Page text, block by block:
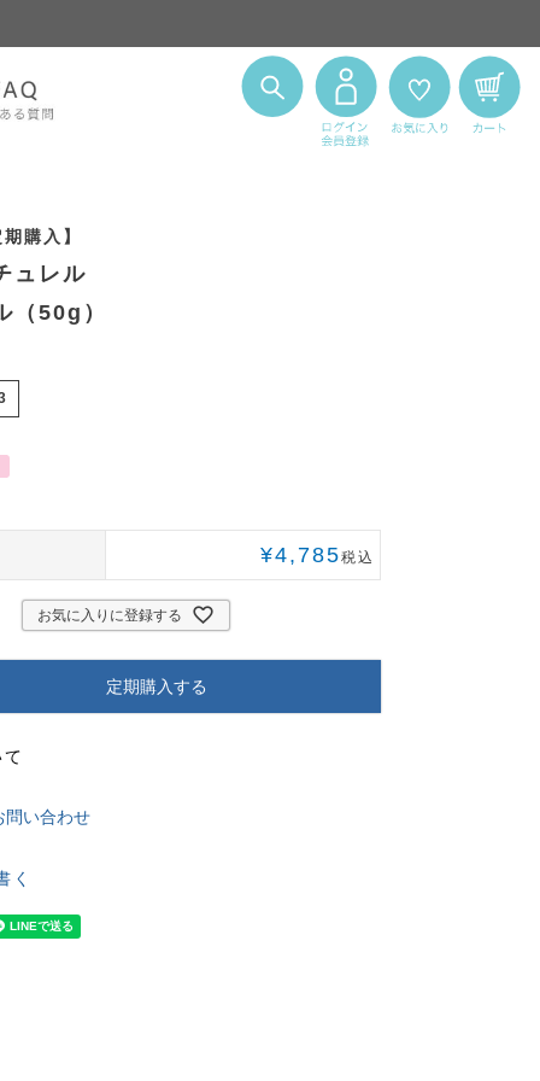
購入】
ュレル
（50g）
¥4,785税込
お気に入りに登録する
定期購入する
問い合わせ
く